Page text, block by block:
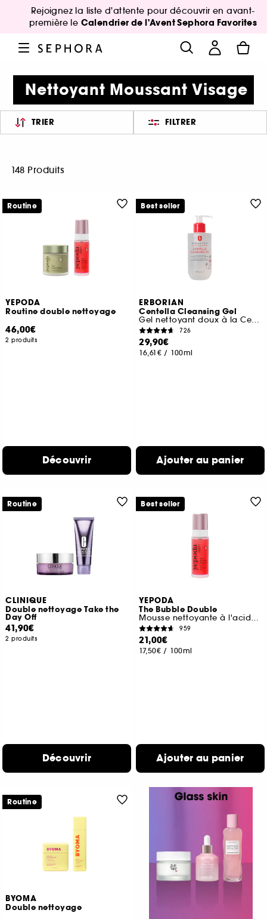
Rejoignez la liste d'attente pour découvrir en avant-
première le Calendrier de l'Avent Sephora Favorites
Nettoyant Moussant Visage
TRIER FILTRER
148 Produits
YEPODA
Routine double nettoyage
46,00€
2 produits
Découvrir
Routine
ERBORIAN
Centella Cleansing Gel
Gel nettoyant doux à la Centella Asiatica apaisante
726
29,90€
16,61€ / 100ml
Ajouter au panier
Best seller
CLINIQUE
Double nettoyage Take the
Day Off
41,90€
2 produits
Découvrir
Routine
YEPODA
The Bubble Double
Mousse nettoyante à l'acide salicylique et à la grenade
959
21,00€
17,50€ / 100ml
Ajouter au panier
Best seller
BYOMA
Double nettoyage
Routine